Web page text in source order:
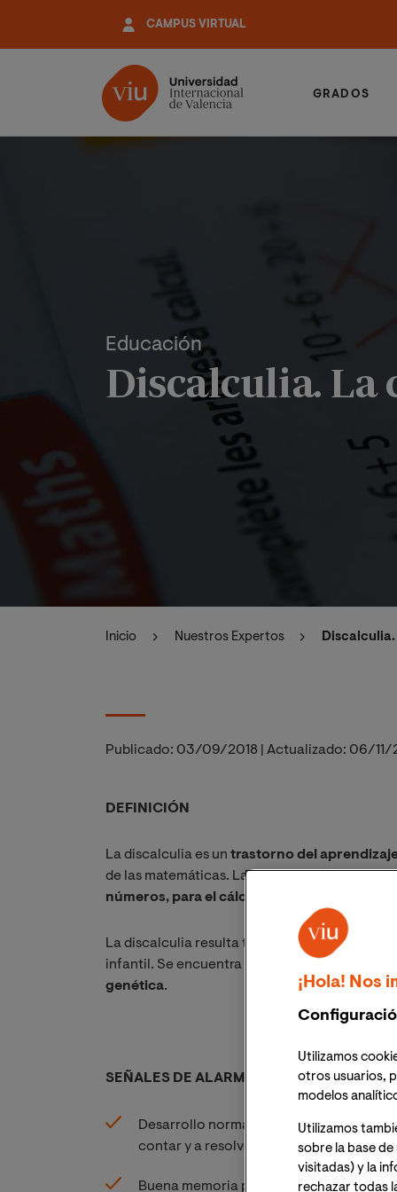
contenido
CAMPUS VIRTUAL
GRADOS
Educación
Discalculia. La
Inicio Nuestros Expertos
Publicado: 03/09/2018 Actualizado: 06/11/
DEFINICIÓN
La discalculia es un trastorno del
de las matemáticas. Las personas con
números, para el cálculo mental y para el
La discalculia resulta tan común como la
infantil. Se encuentra en la misma proporción
genética.
SEÑALES DE ALARMA
Desarrollo normal del lenguaje, de la
contar y a resolver problemas.
Buena memoria para la adquisición de
¡Hola! Nos
Utilizamos
otros usuarios,
modelos
Utilizamos
sobre la base
visitadas) y la
rechazar todas